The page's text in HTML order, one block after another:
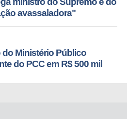
avassaladora"
Ministério Público
do PCC em R$ 500 mil